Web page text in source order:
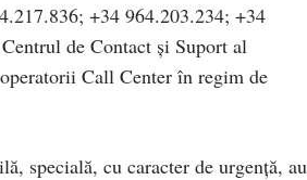
+34 964.203.234; +34
de Contact și Suport al
Call Center în regim de
specială, cu caracter de urgenţă, au